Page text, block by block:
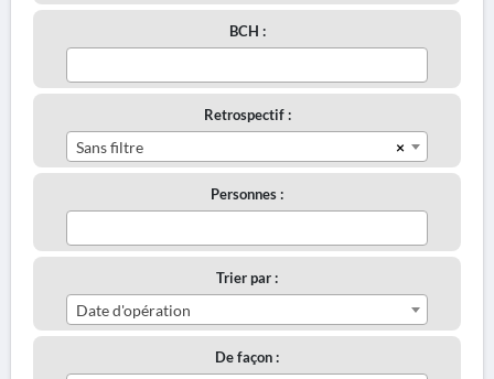
BCH :
Retrospectif :
×
Sans filtre
Personnes :
Trier par :
Date d'opération
De façon :